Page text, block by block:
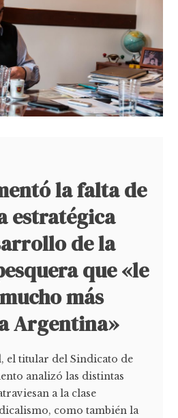
la falta de
estratégica
de la
que «le
más
Argentina»
el titular del Sindicato de
analizó las distintas
a la clase
como también la